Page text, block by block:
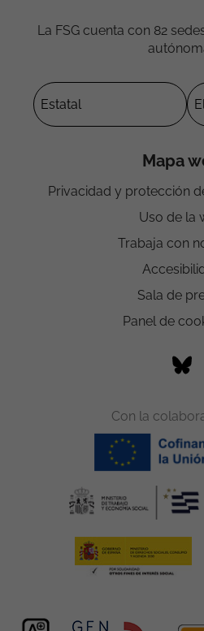
La FSG cuenta con 82
Mapa
Privacidad y protección
Uso de la
Trabaja con
Sala de
Panel de
Con la